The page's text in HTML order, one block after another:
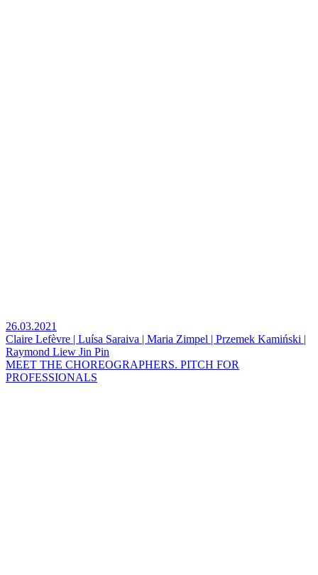
26.03.2021
Claire Lefèvre | Luísa Saraiva | Maria Zimpel | Przemek Kamiński |
Raymond Liew Jin Pin
MEET THE CHOREOGRAPHERS. PITCH FOR
PROFESSIONALS